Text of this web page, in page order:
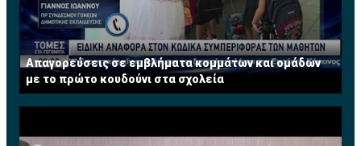
Απαγορεύσεις σε εμβλήματα κομμάτων και ομάδων
με το πρώτο κουδούνι στα σχολεία